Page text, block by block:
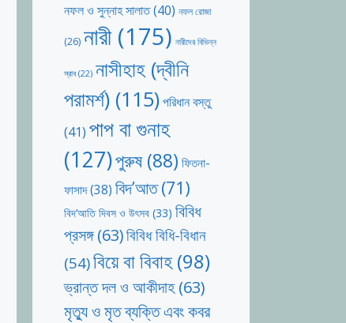
নফল ও সুন্নাহ সালাত(40) নফল রোজা
(26) নারী(175) নারীদের বিভিন্ন
স্রাব(22) নাসীহাহ (দ্বীনি
পরামর্শ) (115)পরিধান বস্তু
(41) পাপ বা গুনাহ
(127)পুরুষ(88) ফিতনা-
ফাসাদ(38) বিদ’আত(71)
বিদ’আতি দিবস ও উৎসব (33) বিবিধ
প্রসঙ্গ(63)বিবিধ বিধি-বিধান
(54)বিয়ে বা বিবাহ (98)
ভ্রান্ত দল ও আকীদাহ(63)
মৃত্যু ও মৃত ব্যক্তি এবং কবর